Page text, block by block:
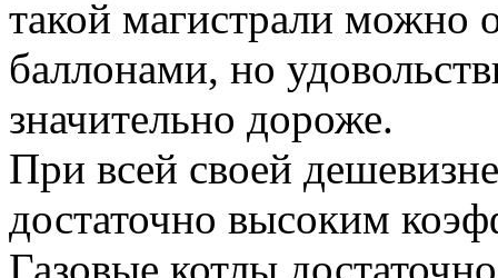
такой магистрали можно
баллонами, но
значительно дороже.
При всей своей
достаточно высоким
Газовые котлы